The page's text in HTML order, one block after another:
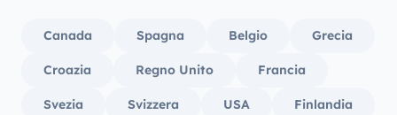
Canada Spagna Belgio Grecia
Croazia Regno Unito Francia
Svezia Svizzera USA Finlandia